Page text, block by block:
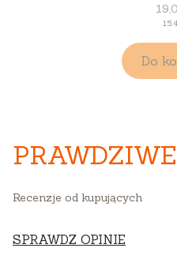
Do
PRAWDZIWE
Recenzje od kupujących
SPRAWDZ OPINIE